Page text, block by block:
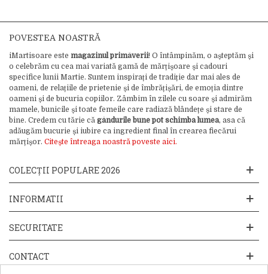
POVESTEA NOASTRĂ
iMartisoare este magazinul primăverii! O întâmpinăm, o așteptăm și
o celebrăm cu cea mai variată gamă de mărțișoare și cadouri
specifice lunii Martie. Suntem inspirați de tradiție dar mai ales de
oameni, de relațiile de prietenie și de îmbrățișări, de emoția dintre
oameni și de bucuria copiilor. Zâmbim în zilele cu soare și admirăm
mamele, bunicile și toate femeile care radiază blândețe și stare de
bine. Credem cu tărie că gândurile bune pot schimba lumea, asa că
adăugăm bucurie și iubire ca ingredient final în crearea fiecărui
mărțișor. Citește întreaga noastră poveste aici.
COLECȚII POPULARE 2026
INFORMATII
SECURITATE
CONTACT